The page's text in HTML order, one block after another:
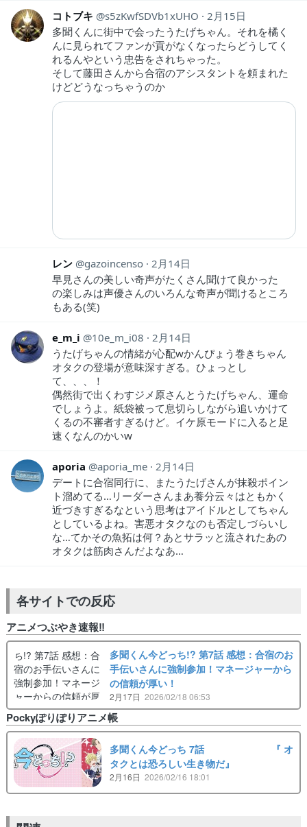
コトブキ s5zKwfSDVb1xUHO
2月15日
多聞くんに街中で会ったうたげちゃん。それを橘く
んに見られてファンが貢がなくなったらどうしてく
れるんやという忠告をされちゃった。
そして藤田さんから合宿のアシスタントを頼まれた
けどどうなっちゃうのか
レン gazoincenso 2月14日
早見さんの美しい奇声がたくさん聞けて良かった
の楽しみは声優さんのいろんな奇声が聞けるところ
もある(笑)
e_m_i 10e_m_i08
2月14日
うたげちゃんの情緒が心配wかんぴょう巻きちゃん
オタクの登場が意味深すぎる。ひょっとし
て、、、！
偶然街で出くわすジメ原さんとうたげちゃん、運命
でしょうよ。紙袋被って息切らしながら追いかけて
くるの不審者すぎるけど。イケ原モードに入ると足
速くなんのかいw
aporia aporia_me 2月14日
デートに合宿同行に、またうたげさんが抹殺ポイン
ト溜めてる…リーダーさんまあ養分云々はともかく
近づきすぎるなという思考はアイドルとしてちゃん
としているよね。害悪オタクなのも否定しづらいし
な…てかその魚拓は何？あとサラッと流されたあの
オタクは筋肉さんだよなあ…
各サイトでの反応
アニメつぶやき速報‼︎
多聞くん今どっち!? 第7話 感想：合宿のお
手伝いさんに強制参加！マネージャーから
の信頼が厚い！
2月17日 2026/02/18 06:53
Pockyぽりぽりアニメ帳
多聞くん今どっち 7話 『 オ
タクとは恐ろしい生き物だ』
2月16日 2026/02/16 18:01